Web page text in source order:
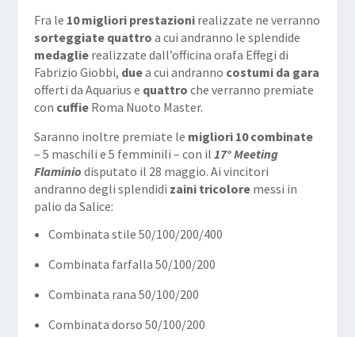
Fra le 10 migliori prestazionirealizzate ne verranno
sorteggiate quattro a cui andranno le splendide
medaglierealizzate dall’officina orafa Effegi di
Fabrizio Giobbi, duea cui andranno costumi da gara
offerti da Aquarius e quattro che verranno premiate
con cuffieRoma Nuoto Master.
Saranno inoltre premiate le migliori 10 combinate
– 5 maschili e 5 femminili – con il 17° Meeting
Flaminio disputato il 28 maggio. Ai vincitori
andranno degli splendidi zaini tricoloremessi in
palio da Salice:
Combinata stile 50/100/200/400
Combinata farfalla 50/100/200
Combinata rana 50/100/200
Combinata dorso 50/100/200